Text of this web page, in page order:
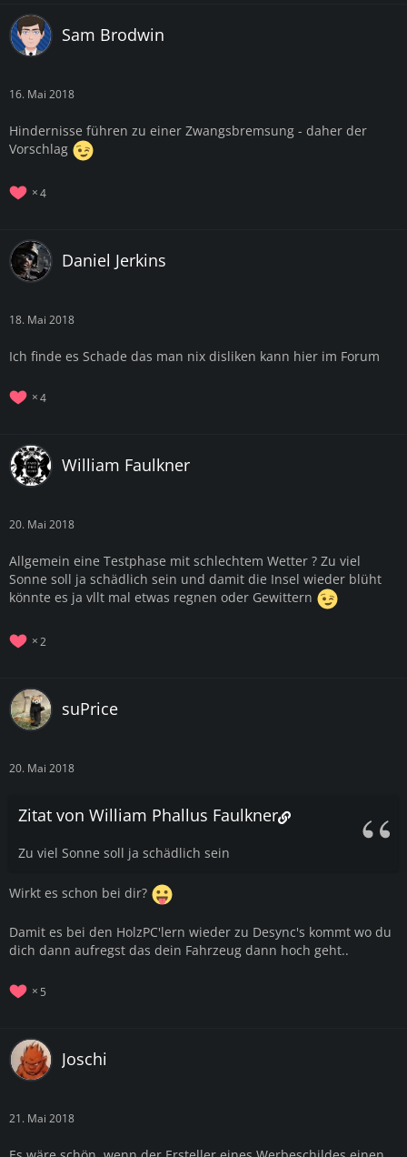
Sam Brodwin
16. Mai 2018
Hindernisse führen zu einer Zwangsbremsung - daher der
Vorschlag
4
Daniel Jerkins
18. Mai 2018
Ich finde es Schade das man nix disliken kann hier im Forum
4
William Faulkner
20. Mai 2018
Allgemein eine Testphase mit schlechtem Wetter ? Zu viel
Sonne soll ja schädlich sein und damit die Insel wieder blüht
könnte es ja vllt mal etwas regnen oder Gewittern
2
suPrice
20. Mai 2018
Zitat von William Phallus Faulkner
Zu viel Sonne soll ja schädlich sein
Wirkt es schon bei dir?
Damit es bei den HolzPC'lern wieder zu Desync's kommt wo du
dich dann aufregst das dein Fahrzeug dann hoch geht..
5
Joschi
21. Mai 2018